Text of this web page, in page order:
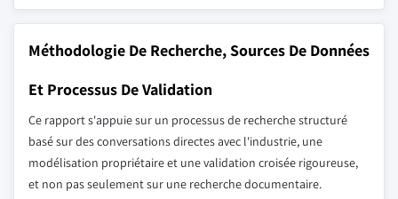
Méthodologie De Recherche, Sources De Données
Et Processus De Validation
Ce rapport s'appuie sur un processus de recherche structuré
basé sur des conversations directes avec l'industrie, une
modélisation propriétaire et une validation croisée rigoureuse,
et non pas seulement sur une recherche documentaire.